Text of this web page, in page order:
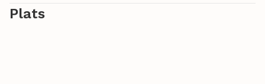
Plats